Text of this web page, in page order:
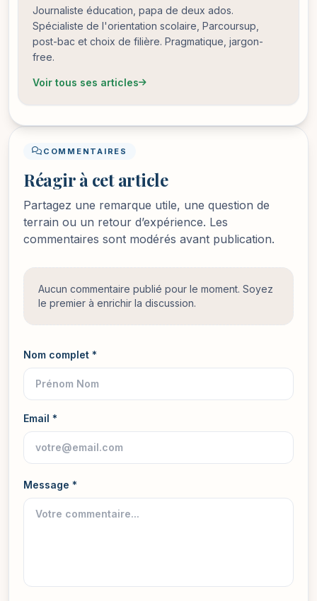
Journaliste éducation, papa de deux ados.
Spécialiste de l'orientation scolaire, Parcoursup,
post-bac et choix de filière. Pragmatique, jargon-
free.
Voir tous ses articles
COMMENTAIRES
Réagir à cet article
Partagez une remarque utile, une question de
terrain ou un retour d’expérience. Les
commentaires sont modérés avant publication.
Aucun commentaire publié pour le moment. Soyez
le premier à enrichir la discussion.
Nom complet *
Email *
Message *